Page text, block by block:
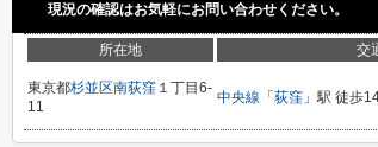
現況の確認はお気軽にお問い合わせください。
所在地 交
東京都杉並区南荻窪 １丁目6-
11
中央線 「 荻窪 」駅 徒歩